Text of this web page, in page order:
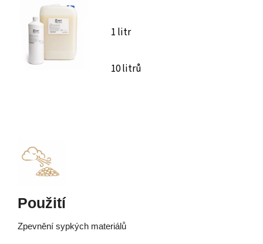
1 litr
10 litrů
Použití
Zpevnění sypkých materiálů